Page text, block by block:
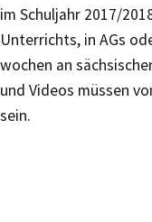
im Schuljahr 2017/
Unterrichts, in AGs
wochen an
und Videos müssen
sein.